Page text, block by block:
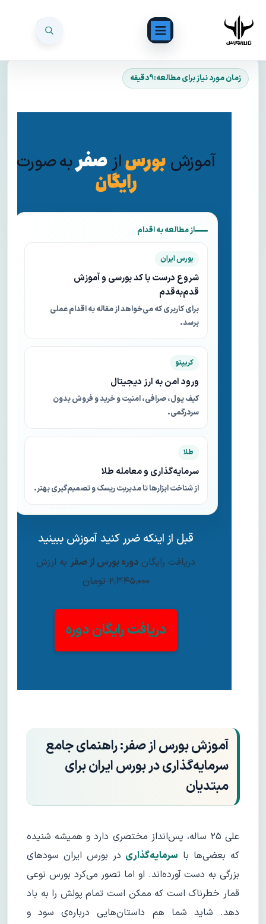
آموزش بورساز صفربهصورت
رایگان
از مطالعه به اقدام
بورس ایران
شروع درست با کد بورسی و آموزش
قدم‌به‌قدم
برای کاربری که می‌خواهد از مقاله به اقدام عملی
برسد.
کریپتو
ورود امن به ارز دیجیتال
کیف پول، صرافی، امنیت و خرید و فروش بدون
سردرگمی.
طلا
سرمایه‌گذاری و معامله طلا
از شناخت ابزارها تا مدیریت ریسک و تصمیم‌گیری بهتر.
قبل از اینکه ضرر کنید آموزش ببینید
دریافت رایگان دوره بورس از صفر به ارزش
۲٬۳۴۵٬۰۰۰ تومان
دریافت رایگان دوره
آموزش بورس از صفر: راهنمای جامع
سرمایه‌گذاری در بورس ایران برای
مبتدیان
علی ۲۵ ساله، پس‌انداز مختصری دارد و همیشه شنیده
که بعضی‌ها با سرمایه‌گذاری در بورس ایران سودهای
بزرگی به دست آورده‌اند. او اما تصور می‌کرد بورس نوعی
قمار خطرناک است که ممکن است تمام پولش را به باد
دهد. شاید شما هم داستان‌هایی درباره‌ی سود و